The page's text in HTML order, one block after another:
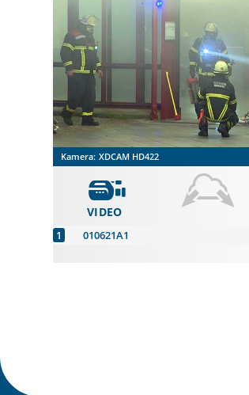
Kamera: XDCAM HD422
VIDEO
010621A1